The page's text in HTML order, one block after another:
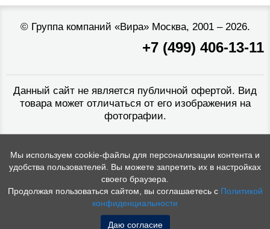
© Группа компаний «Вира»Москва, 2001 – 2026.
+7 (499) 406-13-11
Данный сайт не является публичной офертой. Вид
товара может отличаться от его изображения на
фотографии.
Мы используем cookie-файлы для персонализации контента и
удобства пользователей. Вы можете запретить их в настройках
своего браузера.
Продолжая пользоваться сайтом, вы соглашаетесь с Политикой
конфиденциальности
Даю согласие